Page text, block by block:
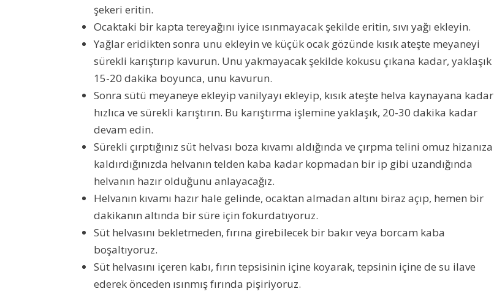
şekeri eritin.
Ocaktaki bir kapta tereyağını iyice ısınmayacak şekilde eritin, sıvı yağı ekleyin.
Yağlar eridikten sonra unu ekleyin ve küçük ocak gözünde kısık ateşte meyaneyi
sürekli karıştırıp kavurun. Unu yakmayacak şekilde kokusu çıkana kadar, yaklaşık
15-20 dakika boyunca, unu kavurun.
Sonra sütü meyaneye ekleyip vanilyayı ekleyip, kısık ateşte helva kaynayana kadar
hızlıca ve sürekli karıştırın. Bu karıştırma işlemine yaklaşık, 20-30 dakika kadar
devam edin.
Sürekli çırptığınız süt helvası boza kıvamı aldığında ve çırpma telini omuz hizanıza
kaldırdığınızda helvanın telden kaba kadar kopmadan bir ip gibi uzandığında
helvanın hazır olduğunu anlayacağız.
Helvanın kıvamı hazır hale gelinde, ocaktan almadan altını biraz açıp, hemen bir
dakikanın altında bir süre için fokurdatıyoruz.
Süt helvasını bekletmeden, fırına girebilecek bir bakır veya borcam kaba
boşaltıyoruz.
Süt helvasını içeren kabı, fırın tepsisinin içine koyarak, tepsinin içine de su ilave
ederek önceden ısınmış fırında pişiriyoruz.